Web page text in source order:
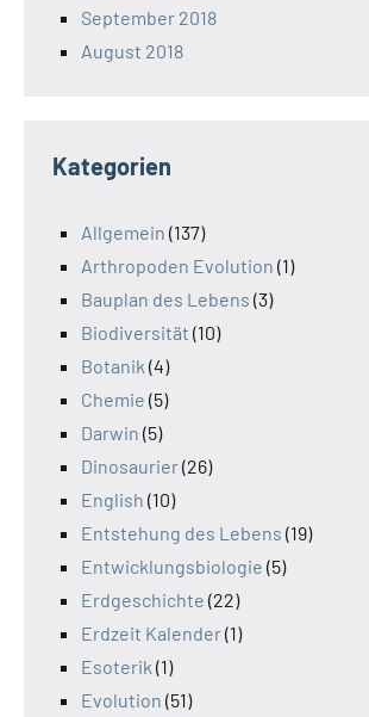
September 2018
August 2018
Kategorien
Allgemein (137)
Arthropoden Evolution (1)
Bauplan des Lebens (3)
Biodiversität (10)
Botanik (4)
Chemie (5)
Darwin (5)
Dinosaurier(26)
English (10)
Entstehung des Lebens (19)
Entwicklungsbiologie (5)
Erdgeschichte (22)
Erdzeit Kalender(1)
Esoterik (1)
Evolution (51)